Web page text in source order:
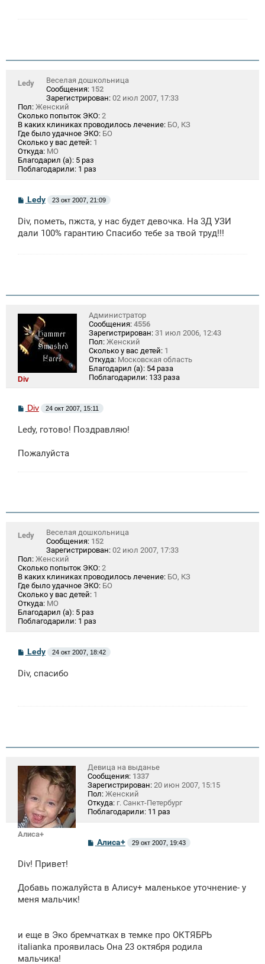
Ledy
Веселая дошкольница
Сообщения: 152
Зарегистрирован: 02 июл 2007, 17:33
Пол: Женский
Сколько попыток ЭКО: 2
В каких клиниках проводилось лечение: БО, КЗ
Где было удачное ЭКО: БО
Сколько у вас детей: 1
Откуда: МО
Благодарил (а): 5 раз
Поблагодарили: 1 раз
С
о
б
щ
Ledy 23 окт 2007, 21:09
Div, пометь, пжста, у нас будет девочка. На 3Д УЗИ
дали 100% гарантию Спасибо тебе за твой труд!!!
Div
Администратор
Сообщения: 4556
Зарегистрирован: 31 июл 2006, 12:43
Пол: Женский
Сколько у вас детей: 1
Откуда: Московская область
Благодарил (а): 54 раза
Поблагодарили: 133 раза
С
о
б
н
Div 24 окт 2007, 15:11
Ledy, готово! Поздравляю!
Пожалуйста
Ledy
Веселая дошкольница
Сообщения: 152
Зарегистрирован: 02 июл 2007, 17:33
Пол: Женский
Сколько попыток ЭКО: 2
В каких клиниках проводилось лечение: БО, КЗ
Где было удачное ЭКО: БО
Сколько у вас детей: 1
Откуда: МО
Благодарил (а): 5 раз
Поблагодарили: 1 раз
С
б
Ledy 24 окт 2007, 18:42
Div, спасибо
Алиса+
Девица на выданье
Сообщения: 1337
Зарегистрирован: 20 июн 2007, 15:15
Пол: Женский
Откуда: г. Санкт-Петербург
Поблагодарили: 11 раз
С
н
Алиса+ 29 окт 2007, 19:43
Div! Привет!
Добавь пожалуйста в Алису+ маленькое уточнение- у
меня мальчик!
и еще в Эко бремчатках в темке про ОКТЯБРЬ
italianka проявилась Она 23 октября родила
мальчика!